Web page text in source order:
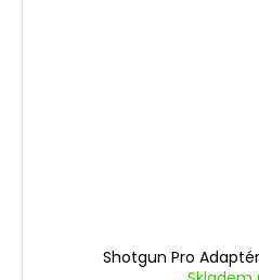
Shotgun Pro